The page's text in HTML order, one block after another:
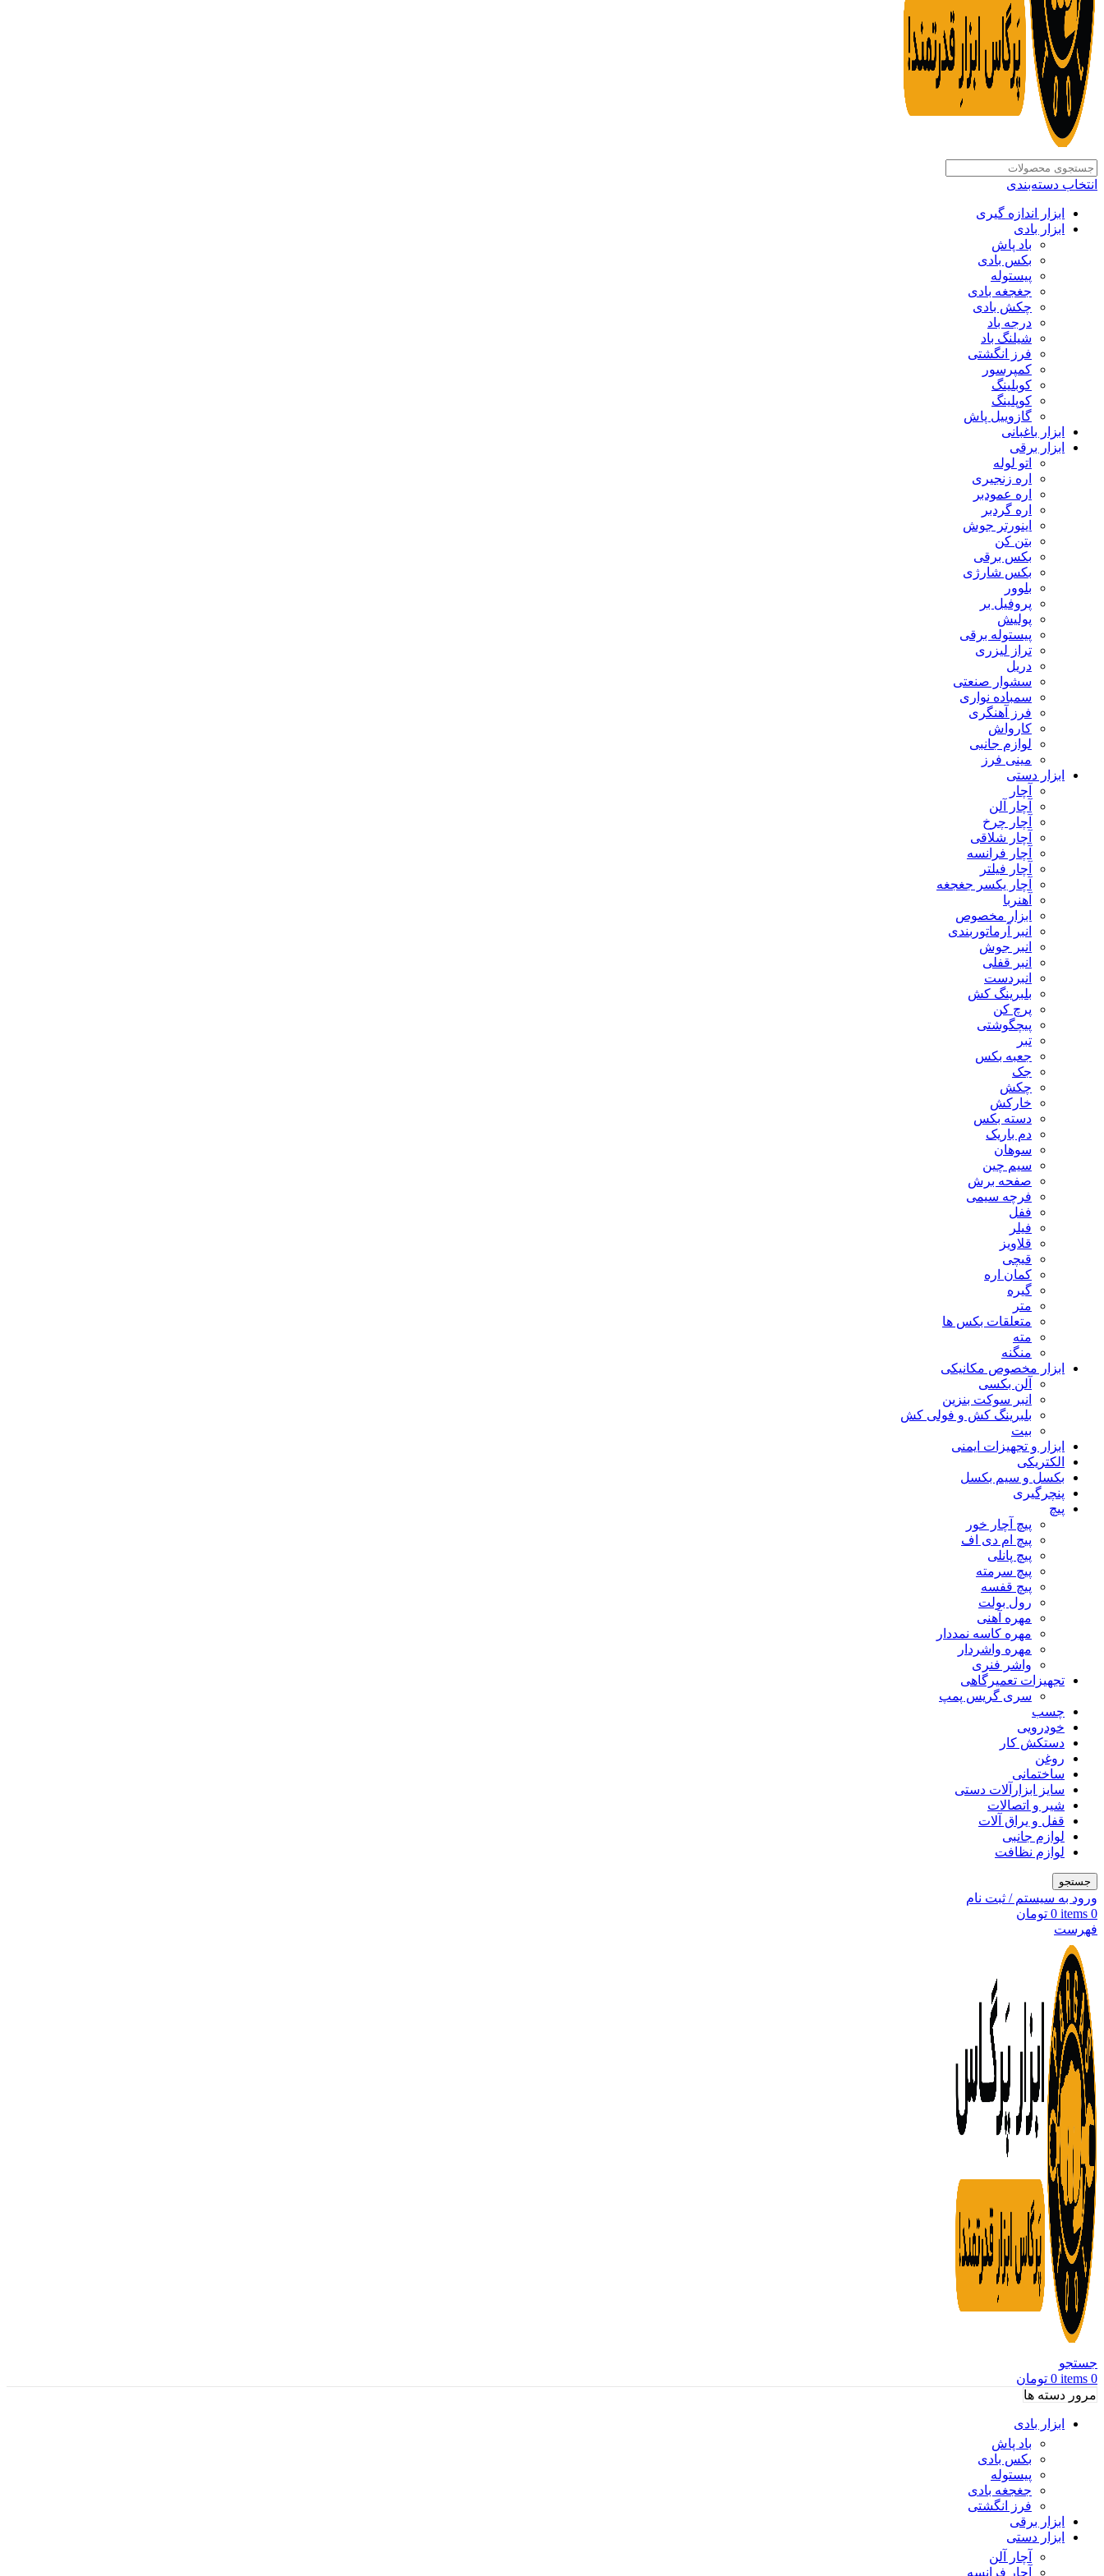
انتخاب دسته‌بندی
ابزار اندازه گیری
ابزار بادی
باد پاش
بکس بادی
پیستوله
جغجغه بادی
چکش بادی
درجه باد
شیلنگ باد
فرز انگشتی
کمپرسور
کوبلینگ
کوپلینگ
گازوییل پاش
ابزار باغبانی
ابزار برقی
اتو لوله
اره زنجیری
اره عمودبر
اره گردبر
اینورتر جوش
بتن کن
بکس برقی
بکس شارژی
بلوور
پروفیل بر
پولیش
پیستوله برقی
تراز لیزری
دریل
سشوار صنعتی
سمباده نواری
فرز آهنگری
کارواش
لوازم جانبی
مینی فرز
ابزار دستی
آچار
آچار آلن
آچار چرخ
آچار شلاقی
آچار فرانسه
آچار فیلتر
آچار یکسر جغجغه
آهنربا
ابزار مخصوص
انبر آرماتوربندی
انبر جوش
انبر قفلی
انبردست
بلبرینگ کش
پرچ کن
پیچگوشتی
تبر
جعبه بکس
جک
چکش
خارکش
دسته بکس
دم باریک
سوهان
سیم چین
صفحه برش
فرچه سیمی
ففل
فیلر
قلاویز
قیچی
کمان اره
گیره
متر
متعلقات بکس ها
مته
منگنه
ابزار مخصوص مکانیکی
آلن بکسی
انبر سوکت بنزین
بلبرینگ کش و فولی کش
بیت
ابزار و تجهیزات ایمنی
الکتریکی
بکسل و سیم بکسل
پنچرگیری
پیچ
پیچ آچار خور
پیچ ام دی اف
پیچ پانلی
پیچ سرمته
پیچ قفسه
رول بولت
مهره آهنی
مهره کاسه نمددار
مهره واشردار
واشر فنری
تجهیزات تعمیرگاهی
سری گریس پمپ
چسب
خودرویی
دستکش کار
روغن
ساختمانی
سایز ابزارآلات دستی
شیر و اتصالات
قفل و یراق آلات
لوازم جانبی
لوازم نظافت
جستجو
ورود به سیستم / ثبت نام
0
items
0 تومان
فهرست
جستجو
0
items
0 تومان
مرور دسته ها
ابزار بادی
باد پاش
بکس بادی
پیستوله
جغجغه بادی
فرز انگشتی
ابزار برقی
ابزار دستی
آچار آلن
آچار فرانسه